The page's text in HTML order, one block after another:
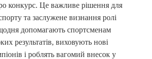
конкурс. Це важливе рішення для
та заслужене визнання ролі
допомагають спортсменам
результатів, виховують нові
і роблять вагомий внесок у